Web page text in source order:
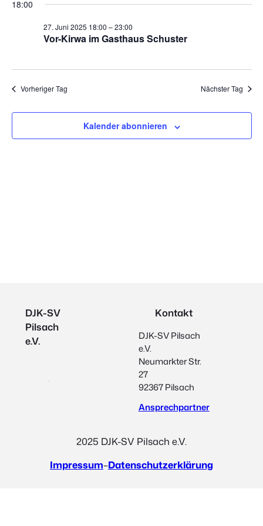
Juni
2025
wählen.
18:00
Vor-Kirwa im Gasthaus Schuster
27. Juni 2025 18:00 –23:00
Vorheriger Tag Nächster Tag
Kalender abonnieren
DJK-SV
Pilsach
e.V.
Kontakt
DJK-SV Pilsach
e.V.
Neumarkter Str.
27
92367 Pilsach
Ansprechpartner
2025 DJK-SV Pilsach e.V.
Impressum–Datenschutzerklärung